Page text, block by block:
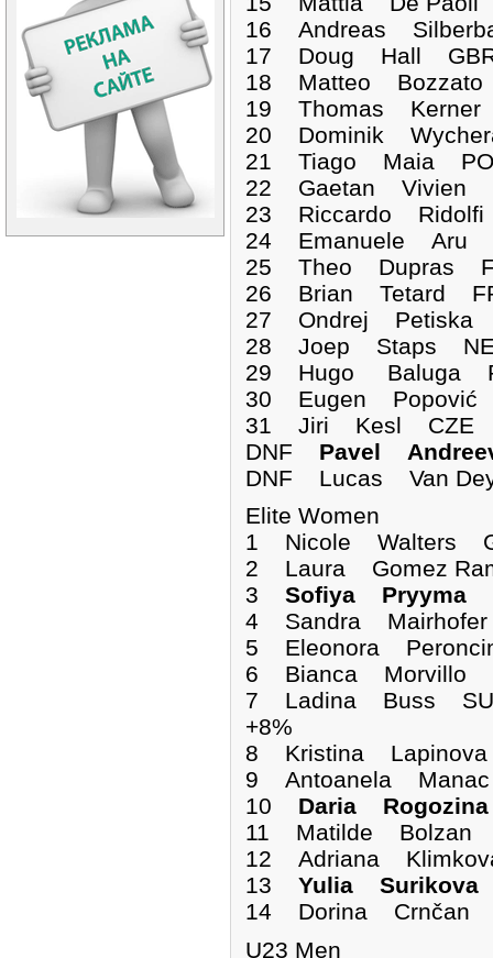
16 Andreas
17 Doug Hall
18 Matteo
19 Thomas
20 Dominik
21 Tiago Maia
22 Gaetan Vivien
23 Riccardo
24 Emanuele Aru
25 Theo Dupras
26 Brian Tetard
27 Ondrej Petiska
28 Joep Staps
29 Hugo Baluga
30 Eugen Popović
31 Jiri Kesl CZE
DNF Pavel
DNF Lucas Van
Elite Women
1 Nicole Walters
2 Laura Gomez
3 Sofiya Pryyma
4 Sandra
5 Eleonora
6 Bianca Morvillo
7 Ladina Buss
+8%
8 Kristina
9 Antoanela
10 Daria
11 Matilde Bolzan
12 Adriana
13 Yulia Surikova
14 Dorina Crnčan
U23 Men